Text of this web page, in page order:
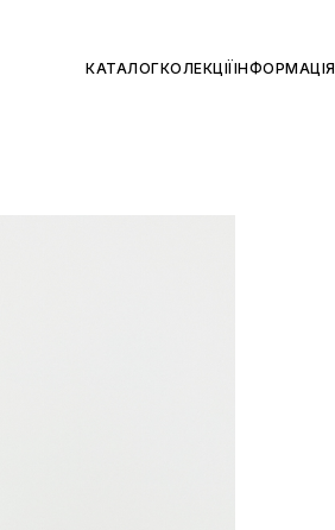
КАТАЛОГКОЛЕКЦІЇ ІНФОРМАЦІЯ